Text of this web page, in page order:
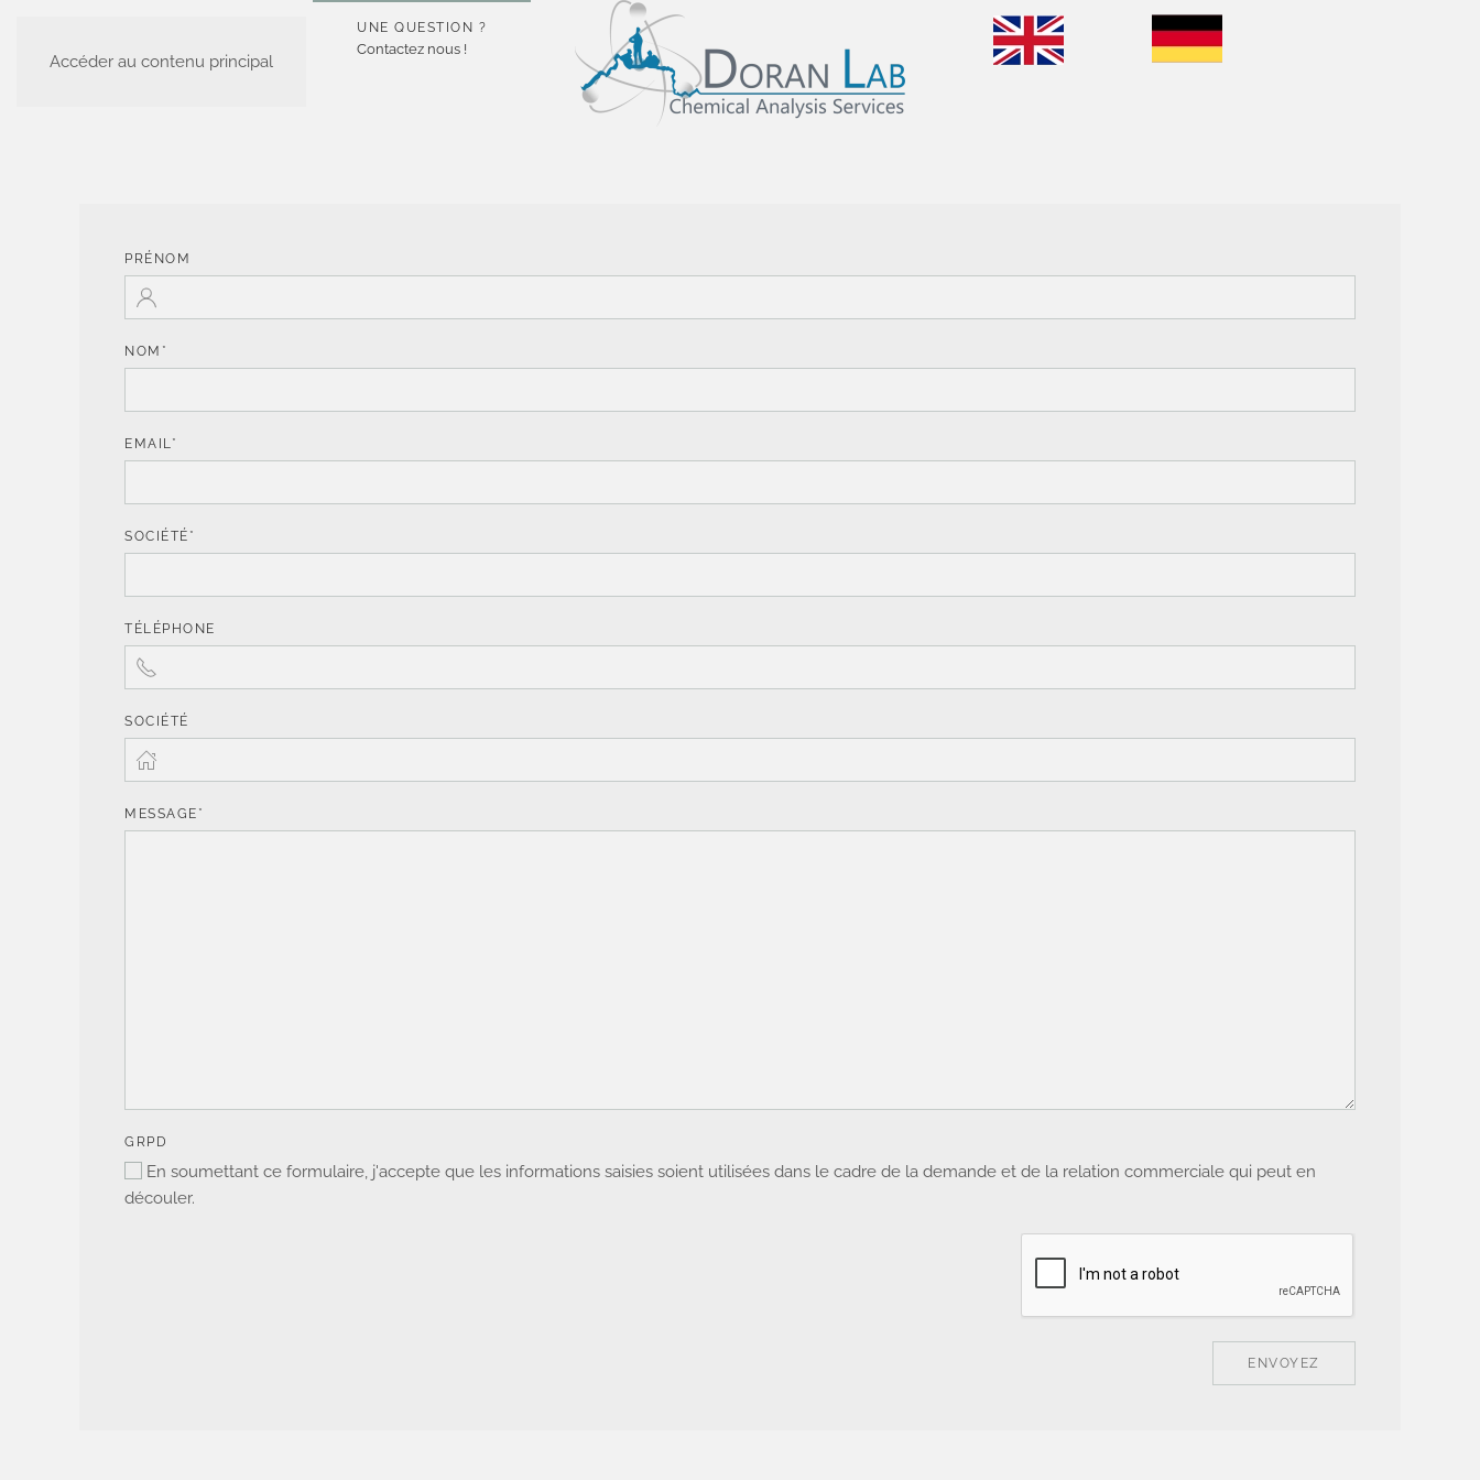
Accéder au contenu principal
UNE QUESTION ?
Contactez nous !
PRÉNOM
NOM*
EMAIL*
SOCIÉTÉ*
TÉLÉPHONE
SOCIÉTÉ
MESSAGE*
GRPD
En soumettant ce formulaire, j'accepte que les informations saisies soient utilisées dans le cadre de la demande et de la relation commerciale qui peut en
découler.